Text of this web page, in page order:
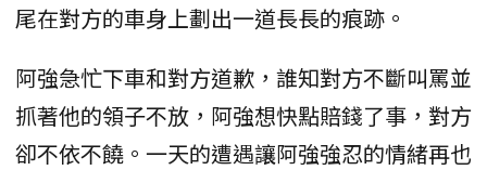
尾在對方的車身上劃出一道長長的痕跡。
阿強急忙下車和對方道歉，誰知對方不斷叫罵並
抓著他的領子不放，阿強想快點賠錢了事，對方
卻不依不饒。一天的遭遇讓阿強強忍的情緒再也